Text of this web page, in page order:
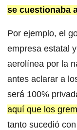
se cuestionaba
Por ejemplo, el
empresa estatal
aerolínea por la
antes aclarar a
será 100%
aquí que los
tanto sucedió